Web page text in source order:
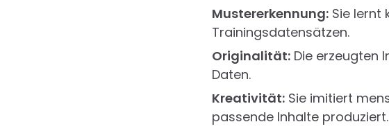
Mustererkennung:Sie lernt
Trainingsdatensätzen.
Originalität:Die erzeugten
Daten.
Kreativität:Sie imitiert
passende Inhalte produziert.